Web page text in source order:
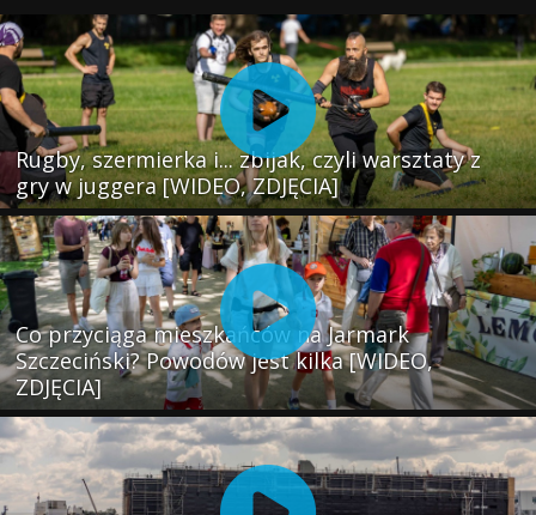
Rugby, szermierka i... zbijak, czyli warsztaty z
gry w juggera [WIDEO, ZDJĘCIA]
Co przyciąga mieszkańców na Jarmark
Szczeciński? Powodów jest kilka [WIDEO,
ZDJĘCIA]